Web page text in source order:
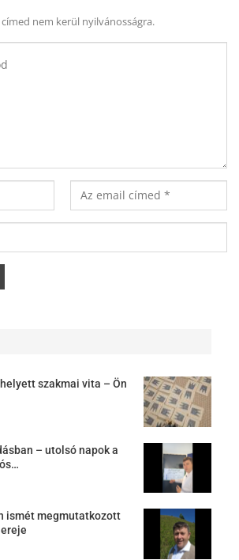
címed nem kerül nyilvánosságra.
szakmai vita – Ön
– utolsó napok a
ismét megmutatkozott